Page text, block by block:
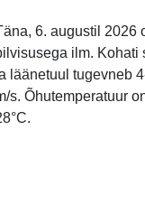
6. augustil 2026
ilm. Kohati
läänetuul tugevneb
s. Õhutemperatuur